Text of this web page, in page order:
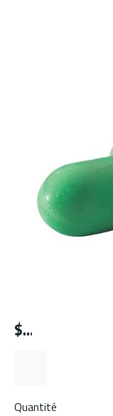
$
Quantité